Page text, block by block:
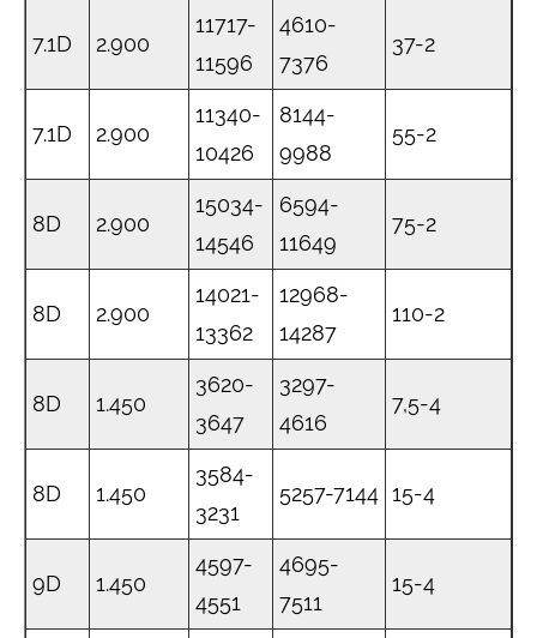
7.1D 2.900
11717-
11596
4610-
7376
37-2
7.1D 2.900
11340-
10426
8144-
9988
55-2
8D 2.900
15034-
14546
6594-
11649
75-2
8D 2.900
14021-
13362
12968-
14287
110-2
8D 1.450
3620-
3647
3297-
4616
7,5-4
8D 1.450
3584-
3231
5257-7144 15-4
9D 1.450
4597-
4551
4695-
7511
15-4